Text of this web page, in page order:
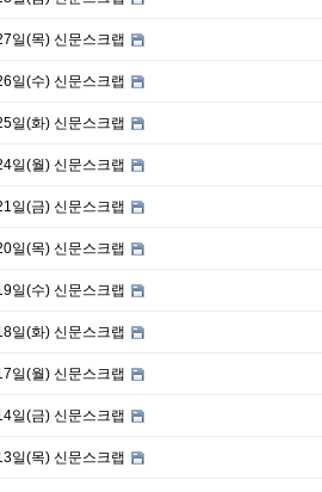
일(목) 신문스크랩
일(수) 신문스크랩
일(화) 신문스크랩
일(월) 신문스크랩
일(금) 신문스크랩
일(목) 신문스크랩
일(수) 신문스크랩
일(화) 신문스크랩
일(월) 신문스크랩
일(금) 신문스크랩
일(목) 신문스크랩